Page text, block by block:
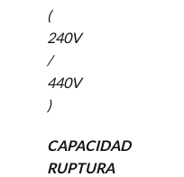
(
240V
/
440V
)
CAPACIDAD
RUPTURA